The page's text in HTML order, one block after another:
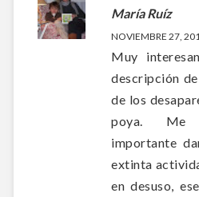
María Ruíz
NOVIEMBRE 27,
Muy
descripción
de los
poya. Me
importante
extinta
en desuso,